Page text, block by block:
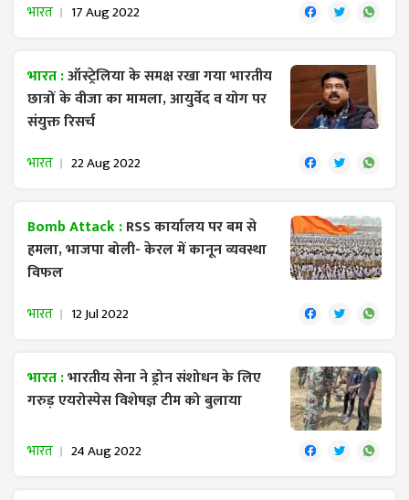
भारत 17 Aug 2022
भारत :ऑस्ट्रेलिया के समक्ष रखा गया भारतीय
छात्रों के वीजा का मामला, आयुर्वेद व योग पर
संयुक्त रिसर्च
भारत 22 Aug 2022
Bomb Attack :RSS कार्यालय पर बम से
हमला, भाजपा बोली- केरल में कानून व्यवस्था
विफल
भारत 12 Jul 2022
भारत :भारतीय सेना ने ड्रोन संशोधन के लिए
गरुड़ एयरोस्पेस विशेषज्ञ टीम को बुलाया
भारत 24 Aug 2022